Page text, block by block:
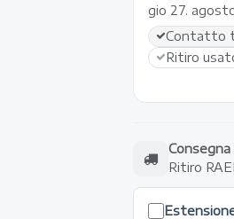
gio 27.
Contatto
Ritiro
Consegna
Ritiro